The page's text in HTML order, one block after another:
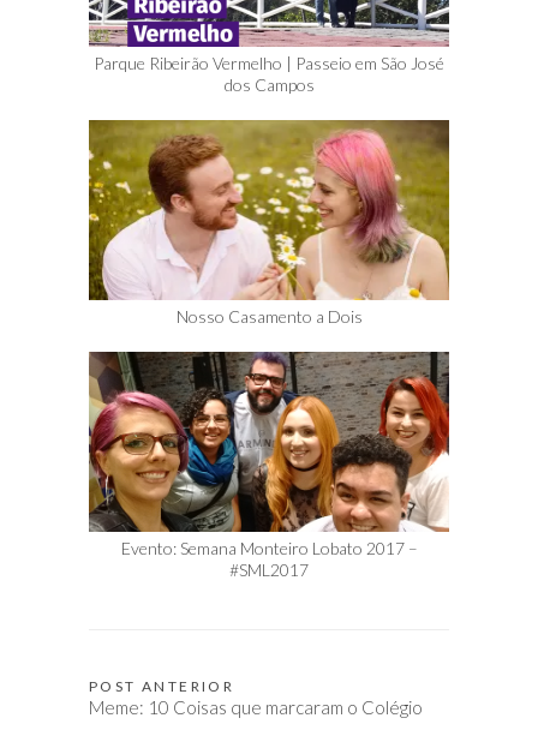
Parque Ribeirão Vermelho | Passeio em São José
dos Campos
Nosso Casamento a Dois
Evento: Semana Monteiro Lobato 2017 –
#SML2017
Navegação
POST ANTERIOR
Meme: 10 Coisas que marcaram o Colégio